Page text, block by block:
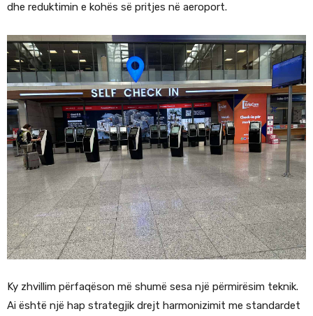
dhe reduktimin e kohës së pritjes në aeroport.
Ky zhvillim përfaqëson më shumë sesa një përmirësim teknik.
Ai është një hap strategjik drejt harmonizimit me standardet